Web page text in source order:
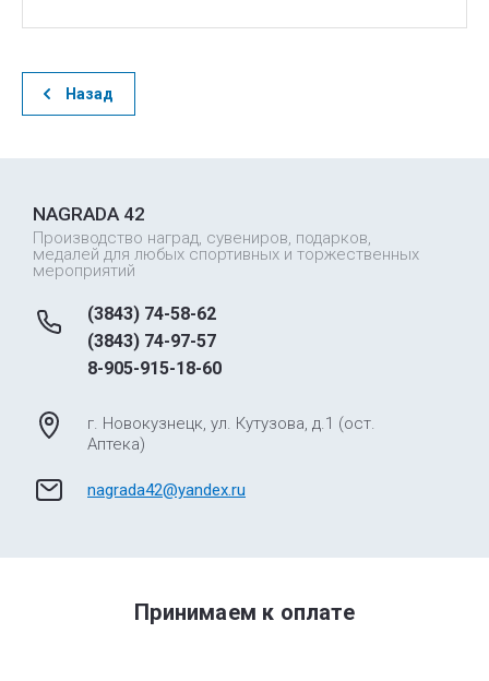
Назад
NAGRADA 42
Производство наград, сувениров, подарков,
медалей для любых спортивных и торжественных
мероприятий
(3843) 74-58-62
(3843) 74-97-57
8-905-915-18-60
г. Новокузнецк, ул. Кутузова, д.1 (ост.
Аптека)
nagrada42@yandex.ru
Принимаем к оплате